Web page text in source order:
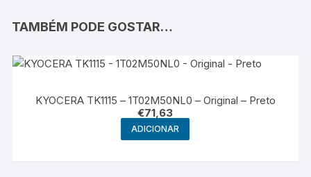
TAMBÉM PODE GOSTAR…
KYOCERA TK1115 – 1T02M50NL0 – Original – Preto
€71,63
ADICIONAR